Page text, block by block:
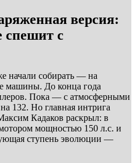
версия:
спешит с
начали собирать — на
машины. До конца года
Пока — с атмосферными
132. Но главная интрига
Кадаков раскрыл: в
мощностью 150 л.с. и
ступень эволюции —